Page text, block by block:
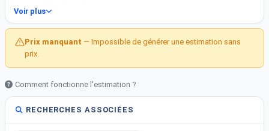
Batri jedida
Fermeture contral
System alarme
Béni Khaled nebeul
Voir plus
Prix manquant — Impossible de générer une estimation sans
prix.
Comment fonctionne l'estimation ?
RECHERCHES ASSOCIÉES